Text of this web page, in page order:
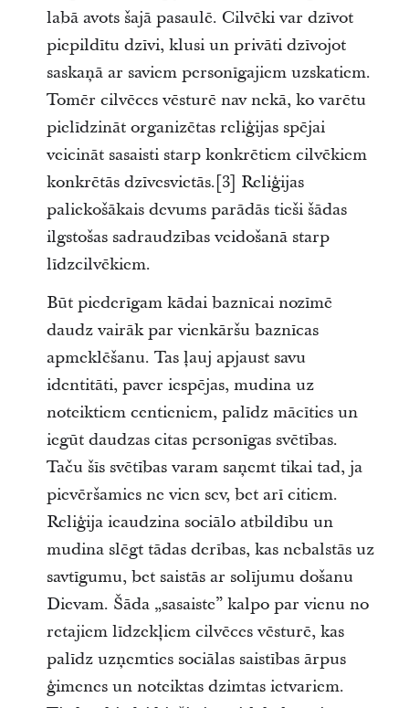
labā avots šajā pasaulē. Cilvēki var dzīvot
piepildītu dzīvi, klusi un privāti dzīvojot
saskaņā ar saviem personīgajiem uzskatiem.
Tomēr cilvēces vēsturē nav nekā, ko varētu
pielīdzināt organizētas reliģijas spējai
veicināt sasaisti starp konkrētiem cilvēkiem
konkrētās dzīvesvietās.[3] Reliģijas
paliekošākais devums parādās tieši šādas
ilgstošas sadraudzības veidošanā starp
līdzcilvēkiem.
Būt piederīgam kādai baznīcai nozīmē
daudz vairāk par vienkāršu baznīcas
apmeklēšanu. Tas ļauj apjaust savu
identitāti, paver iespējas, mudina uz
noteiktiem centieniem, palīdz mācīties un
iegūt daudzas citas personīgas svētības.
Taču šīs svētības varam saņemt tikai tad, ja
pievēršamies ne vien sev, bet arī citiem.
Reliģija ieaudzina sociālo atbildību un
mudina slēgt tādas derības, kas nebalstās uz
savtīgumu, bet saistās ar solījumu došanu
Dievam. Šāda „sasaiste” kalpo par vienu no
retajiem līdzekļiem cilvēces vēsturē, kas
palīdz uzņemties sociālas saistības ārpus
ģimenes un noteiktas dzimtas ietvariem.